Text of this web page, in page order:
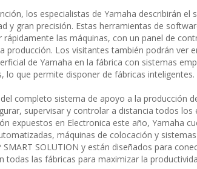
los especialistas de Yamaha describirán
y gran precisión. Estas herramientas de
rápidamente las máquinas, con un panel de
producción. Los visitantes también podrán ver
de Yamaha en la fábrica con sistemas
lo que permite disponer de fábricas inteligentes.
completo sistema de apoyo a la producción
supervisar y controlar a distancia todos los
expuestos en Electronica este año, Yamaha
máquinas de colocación y
SOLUTION y están diseñados para
todas las fábricas para maximizar la